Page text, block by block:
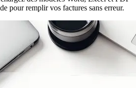
pour remplir vos factures sans erreur.